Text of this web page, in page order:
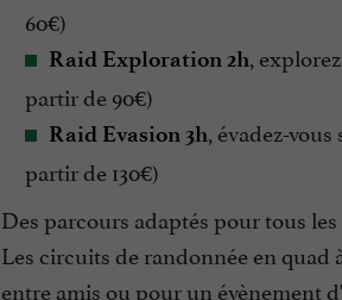
60€)
Raid Exploration 2h,
partir de 90€)
Raid Evasion 3h, évadez-
partir de 130€)
Des parcours adaptés pour tous
Les circuits de randonnée en quad
entre amis ou pour un évènement